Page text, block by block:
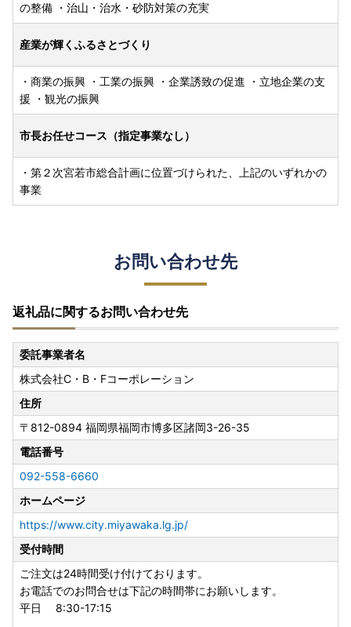
の整備 ・治山・治水・砂防対策の充実
産業が輝くふるさとづくり
・商業の振興 ・工業の振興 ・企業誘致の促進 ・立地企業の支
援 ・観光の振興
市長お任せコース（指定事業なし）
・第２次宮若市総合計画に位置づけられた、上記のいずれかの
事業
お問い合わせ先
返礼品に関するお問い合わせ先
委託事業者名
株式会社C・B・Fコーポレーション
住所
〒812-0894 福岡県福岡市博多区諸岡3-26-35
電話番号
092-558-6660
ホームページ
https://www.city.miyawaka.lg.jp/
受付時間
ご注文は24時間受け付けております。
お電話でのお問合せは下記の時間帯にお願いします。
平日 8:30-17:15